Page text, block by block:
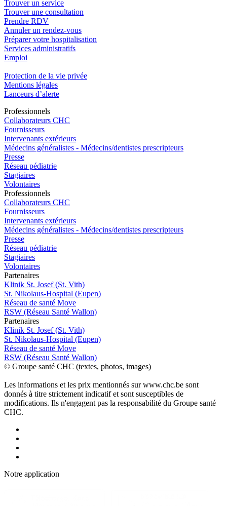
Trouver un service
Trouver une consultation
Prendre RDV
Annuler un rendez-vous
Préparer votre hospitalisation
Services administratifs
Emploi​
Protection de la vie privée
Mentions légales
Lanceurs d’alerte
Professionnels
Collaborateurs CHC
Fournisseurs
Intervenants extérieurs
Médecins généralistes - Médecins/dentistes prescripteurs
Presse
Réseau pédiatrie
Stagiaires
Volontaires
Professionnels
Collaborateurs CHC
Fournisseurs
Intervenants extérieurs
Médecins généralistes - Médecins/dentistes prescripteurs
Presse
Réseau pédiatrie
Stagiaires
Volontaires
Partenaires
Klinik St. Josef (St. Vith)
St. Nikolaus-Hospital (Eupen)
Réseau de santé Move
RSW (Réseau Santé Wallon)
Partenaires
Klinik St. Josef (St. Vith)
St. Nikolaus-Hospital (Eupen)
Réseau de santé Move
RSW (Réseau Santé Wallon)
© Groupe santé CHC (textes, photos, images)
Les informations et les prix mentionnés sur www.chc.be sont
donnés à titre strictement indicatif et sont susceptibles de
modifications. Ils n'engagent pas la responsabilité du Groupe santé
CHC.
Notre application